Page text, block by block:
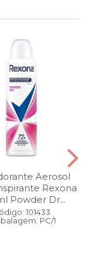
Aerosol
Rexona
Powder Dr...
101433
PC/1